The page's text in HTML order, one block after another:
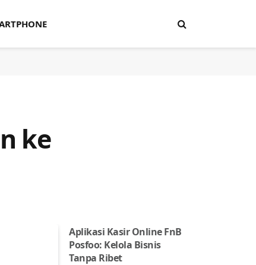
ke
Aplikasi Kasir Online FnB
Posfoo: Kelola Bisnis
Tanpa Ribet